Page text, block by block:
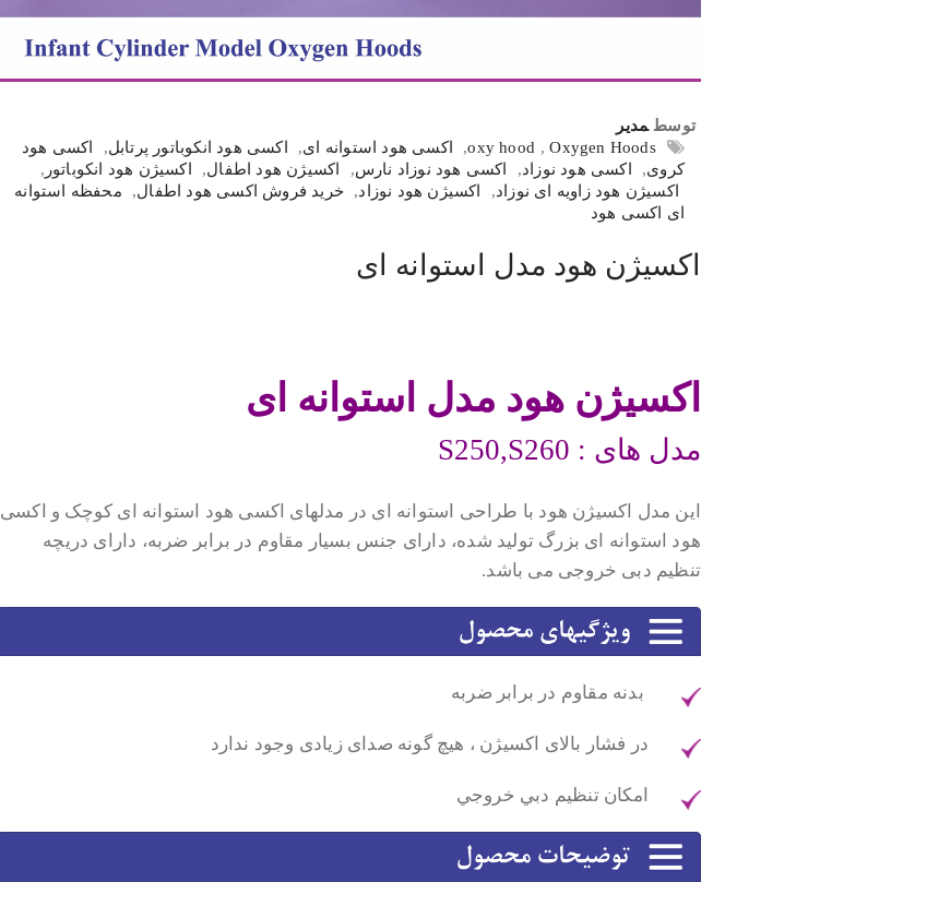
توسط مدیر
oxy hood ,Oxygen Hoods
, اکسی هود استوانه ای, اکسی هود انکوباتور پرتابل,
اکسی هود
کروی, اکسی هود نوزاد, اکسی هود نوزاد نارس, اکسیژن هود اطفال, اکسیژن هود انکوباتور ,
اکسیژن هود زاویه ای نوزاد, اکسیژن هود نوزاد, خرید فروش اکسی هود اطفال,
محفظه استوانه
ای اکسی هود
اکسیژن هود مدل استوانه ای
اکسیژن هود مدل استوانه ای
مدل های : S250,S260
این مدل اکسیژن هود با طراحی استوانه ای در مدلهای اکسی هود استوانه ای کوچک و اکسی
هود استوانه ای بزرگ تولید شده، دارای جنس بسیار مقاوم در برابر ضربه، دارای دریچه
تنظیم دبی خروجی می باشد.
بدنه مقاوم در برابر ضربه
در فشار بالای اکسیژن ، هیچ گونه صدای زیادی وجود ندارد
امکان تنظيم دبي خروجي